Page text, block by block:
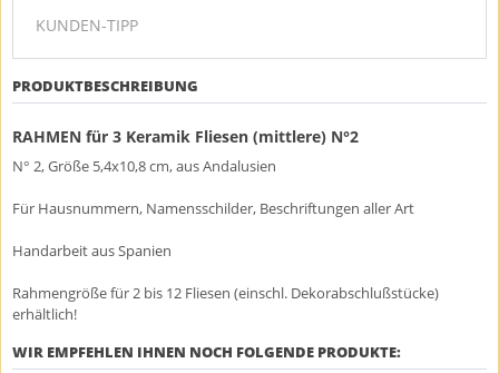
KUNDEN-TIPP
PRODUKTBESCHREIBUNG
RAHMEN für 3 Keramik Fliesen (mittlere) N°2
N° 2, Größe 5,4x10,8 cm, aus Andalusien
Für Hausnummern, Namensschilder, Beschriftungen aller Art
Handarbeit aus Spanien
Rahmengröße für 2 bis 12 Fliesen (einschl. Dekorabschlußstücke)
erhältlich!
WIR EMPFEHLEN IHNEN NOCH FOLGENDE PRODUKTE: